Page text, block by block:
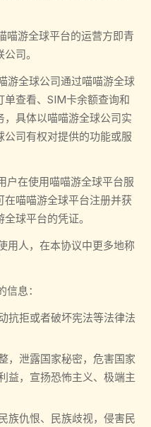
喵游全球平台的运营方即青
司。
游全球公司通过喵喵游全球
查看、SIM卡余额查询和
具体以喵喵游全球公司实
司有权对提供的功能或服
户在使用喵喵游全球平台服
喵喵游全球平台注册并获
球平台的凭证。
用人，在本协议中更多地称
息：
抗拒或者破坏宪法等法律法
，泄露国家秘密，危害国家
益，宣扬恐怖主义、极端主
族仇恨、民族歧视，侵害民